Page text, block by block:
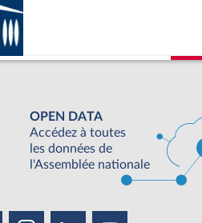
OPEN DATA
Accédez à toutes
les données de
l'Assemblée nationale